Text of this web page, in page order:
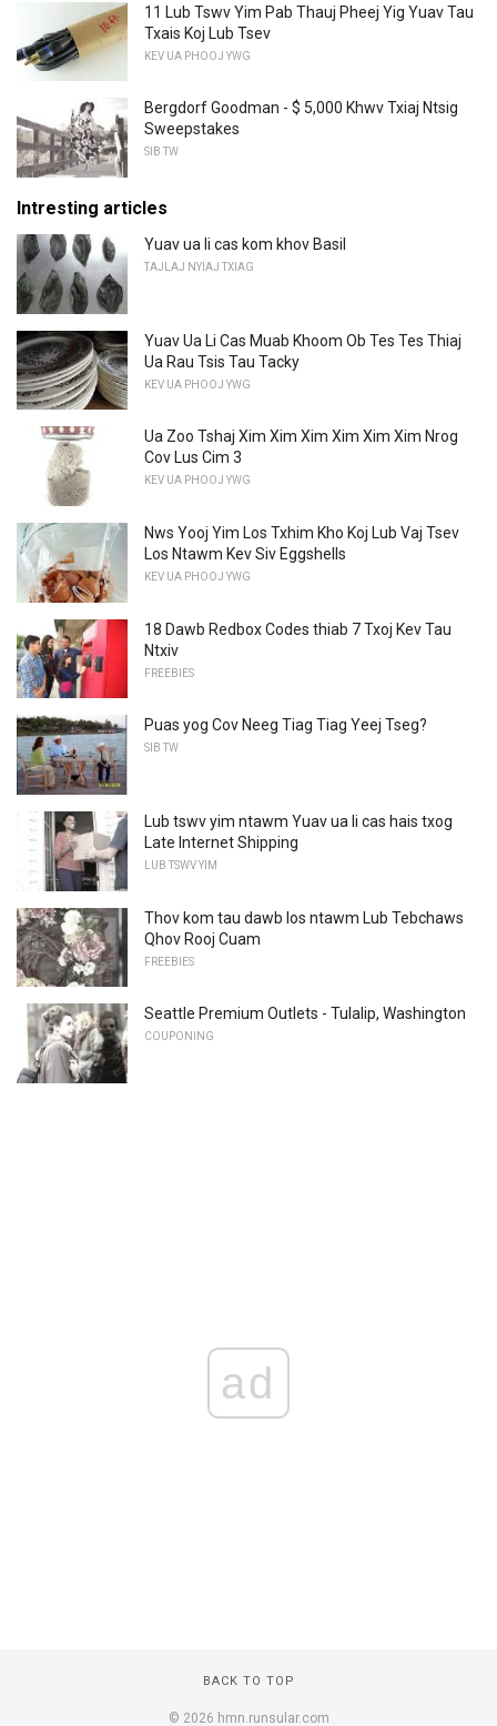
11 Lub Tswv Yim Pab Thauj Pheej Yig Yuav Tau
Txais Koj Lub Tsev
KEV UA PHOOJ YWG
Bergdorf Goodman - $ 5,000 Khwv Txiaj Ntsig
Sweepstakes
SIB TW
Intresting articles
Yuav ua li cas kom khov Basil
TAJLAJ NYIAJ TXIAG
Yuav Ua Li Cas Muab Khoom Ob Tes Tes Thiaj
Ua Rau Tsis Tau Tacky
KEV UA PHOOJ YWG
Ua Zoo Tshaj Xim Xim Xim Xim Xim Xim Nrog
Cov Lus Cim 3
KEV UA PHOOJ YWG
Nws Yooj Yim Los Txhim Kho Koj Lub Vaj Tsev
Los Ntawm Kev Siv Eggshells
KEV UA PHOOJ YWG
18 Dawb Redbox Codes thiab 7 Txoj Kev Tau
Ntxiv
FREEBIES
Puas yog Cov Neeg Tiag Tiag Yeej Tseg?
SIB TW
Lub tswv yim ntawm Yuav ua li cas hais txog
Late Internet Shipping
LUB TSWV YIM
Thov kom tau dawb los ntawm Lub Tebchaws
Qhov Rooj Cuam
FREEBIES
Seattle Premium Outlets - Tulalip, Washington
COUPONING
ad
BACK TO TOP
© 2026 hmn.runsular.com